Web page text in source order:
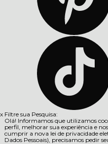
x Filtre sua Pesquisa:
Olá! Informamos que utilizamos
perfil, melhorar sua experiência e
cumprir a nova lei de privacidade
Dados Pessoais), precisamos pedir